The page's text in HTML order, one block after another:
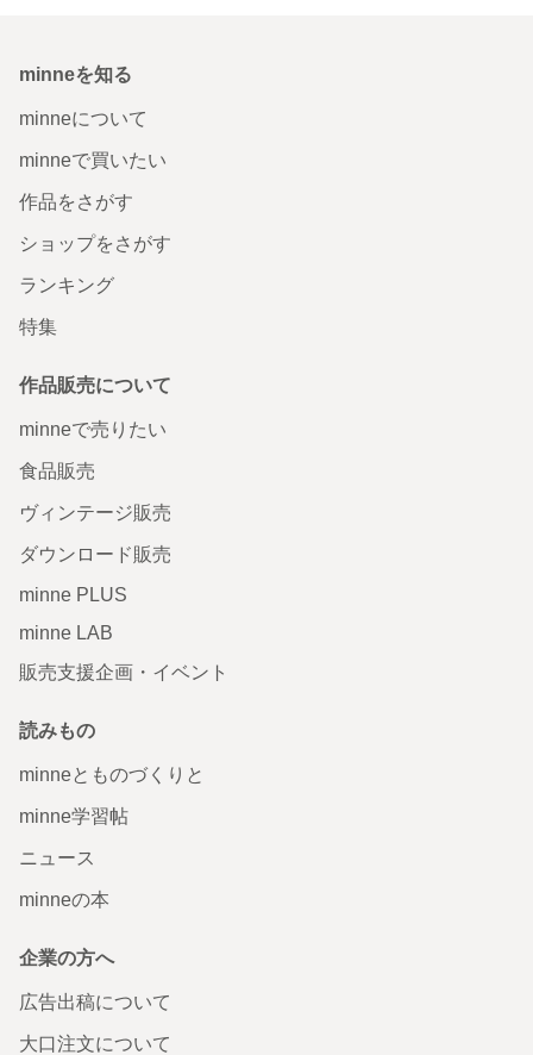
minneを知る
minneについて
minneで買いたい
作品をさがす
ショップをさがす
ランキング
特集
作品販売について
minneで売りたい
食品販売
ヴィンテージ販売
ダウンロード販売
minne PLUS
minne LAB
販売支援企画・イベント
読みもの
minneとものづくりと
minne学習帖
ニュース
minneの本
企業の方へ
広告出稿について
大口注文について